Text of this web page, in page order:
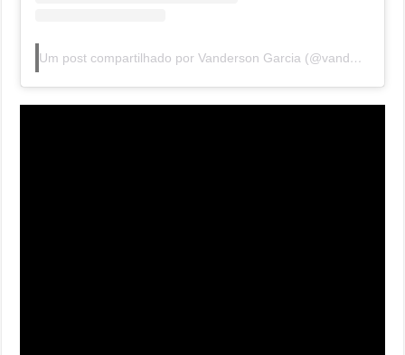
Um post compartilhado por Vanderson Garcia (@vandersongarcia_jornalista)